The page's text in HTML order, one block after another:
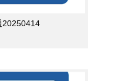
20250414